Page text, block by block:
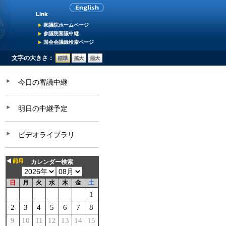
衆議院ホームページ
参議院審議中継
国会会議録検索ページ
文字の大きさ：
今日の審議中継
明日の中継予定
ビデオライブラリ
カレンダー検索
日 月 火 水 木 金 土
1
2
3 4 5 6 7
8
9
10 11 12 13 14
15